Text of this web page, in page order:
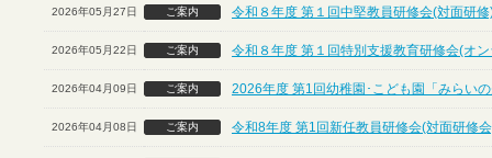
2026年05月27日 ご案内 令和８年度 第１回中堅教員研修会(対面研修
2026年05月22日 ご案内 令和８年度 第１回特別支援教育研修会(オ
2026年04月09日 ご案内 2026年度 第1回幼稚園･こども園「みらい
2026年04月08日 ご案内 令和8年度 第1回新任教員研修会(対面研修